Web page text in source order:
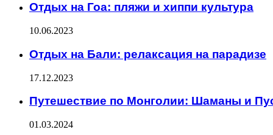
Отдых на Гоа: пляжи и хиппи культура
10.06.2023
Отдых на Бали: релаксация на парадизе
17.12.2023
Путешествие по Монголии: Шаманы и
01.03.2024